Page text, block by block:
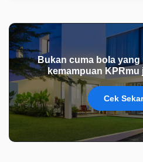
Bukan cuma bola
kemampuan KPRmu
Cek